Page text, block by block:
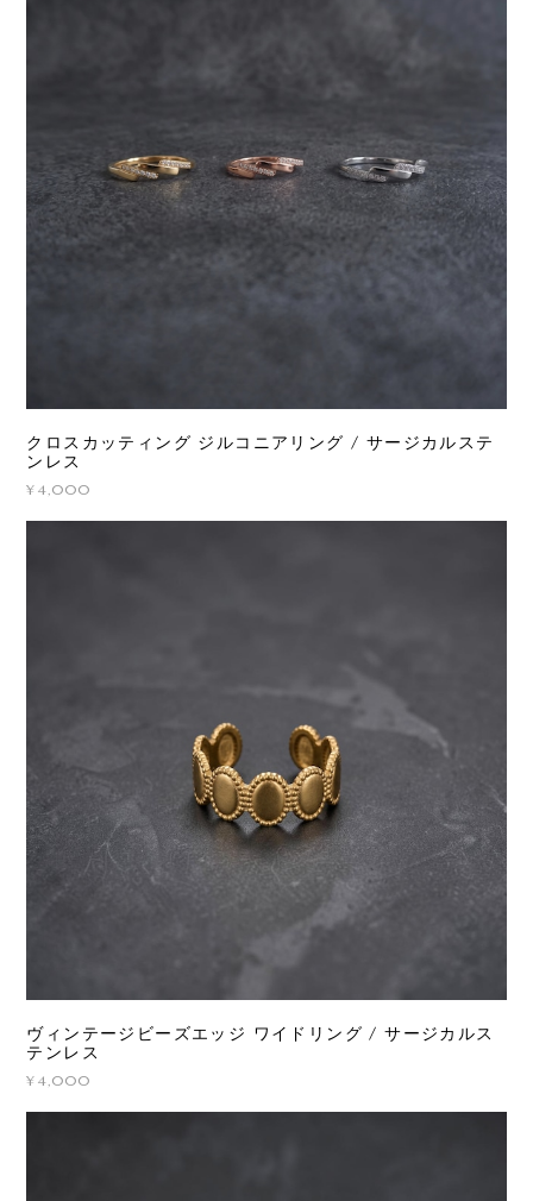
クロスカッティング ジルコニアリング / サージカルステ
ンレス
¥4,000
ヴィンテージビーズエッジ ワイドリング / サージカルス
テンレス
¥4,000